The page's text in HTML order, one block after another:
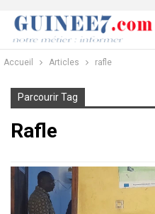
Accueil Articles rafle
Parcourir Tag
Rafle